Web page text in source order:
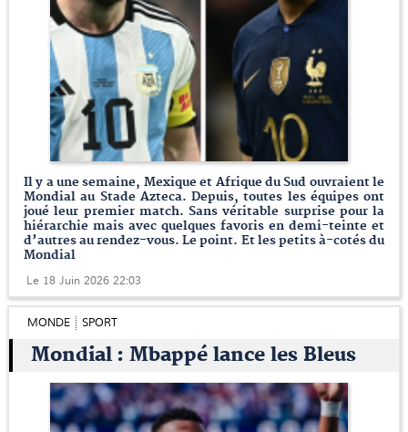
Il y a une semaine, Mexique et Afrique du Sud ouvraient le
Mondial au Stade Azteca. Depuis, toutes les équipes ont
joué leur premier match. Sans véritable surprise pour la
hiérarchie mais avec quelques favoris en demi-teinte et
d’autres au rendez-vous. Le point. Et les petits à-cotés du
Mondial
Le 18 Juin 2026 22:03
MONDE SPORT
Mondial : Mbappé lance les Bleus